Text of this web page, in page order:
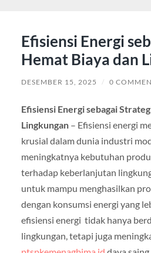
Efisiensi Energi
Hemat Biaya dan
DESEMBER 15, 2025 / 0
Efisiensi Energi sebagai
Lingkungan– Efisiensi energi
krusial dalam dunia industri
meningkatnya kebutuhan
terhadap keberlanjutan
untuk mampu menghasilkan
dengan konsumsi energi yang
efisiensi energi tidak hanya
lingkungan, tetapi juga